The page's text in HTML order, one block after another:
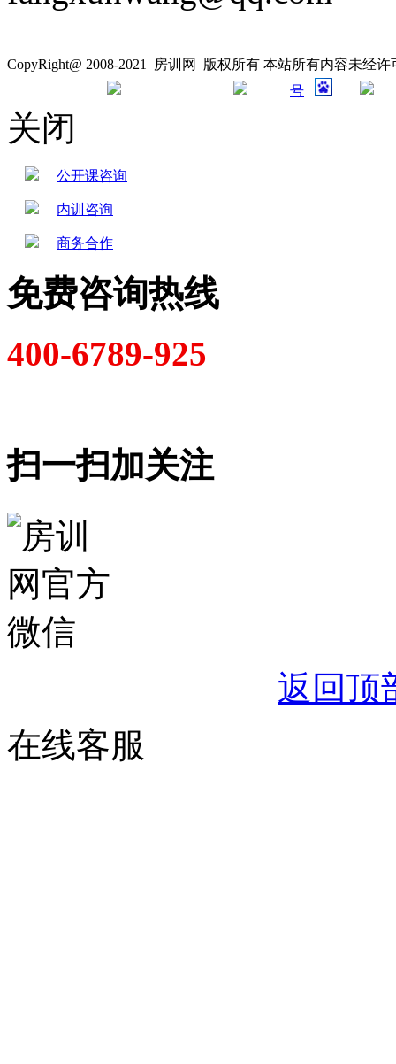
CopyRight@ 2008-2021 房训网 版权所有 本站所有内容未经
号
关闭
公开课咨询
内训咨询
商务合作
免费咨询热线
400-6789-925
扫一扫加关注
返回顶
在线客服